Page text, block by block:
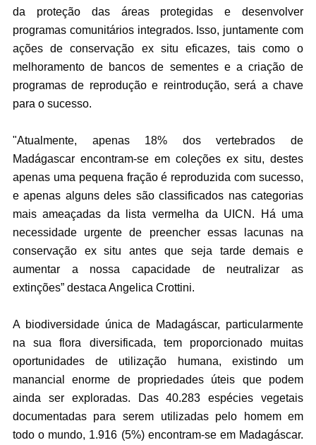
da proteção das áreas protegidas e desenvolver
programas comunitários integrados. Isso, juntamente com
ações de conservação ex situ eficazes, tais como o
melhoramento de bancos de sementes e a criação de
programas de reprodução e reintrodução, será a chave
para o sucesso.
"Atualmente, apenas 18% dos vertebrados de
Madágascar encontram-se em coleções ex situ, destes
apenas uma pequena fração é reproduzida com sucesso,
e apenas alguns deles são classificados nas categorias
mais ameaçadas da lista vermelha da UICN. Há uma
necessidade urgente de preencher essas lacunas na
conservação ex situ antes que seja tarde demais e
aumentar a nossa capacidade de neutralizar as
extinções” destaca Angelica Crottini.
A biodiversidade única de Madagáscar, particularmente
na sua flora diversificada, tem proporcionado muitas
oportunidades de utilização humana, existindo um
manancial enorme de propriedades úteis que podem
ainda ser exploradas. Das 40.283 espécies vegetais
documentadas para serem utilizadas pelo homem em
todo o mundo, 1.916 (5%) encontram-se em Madagáscar.